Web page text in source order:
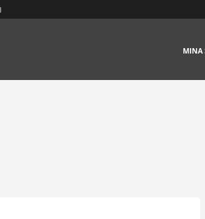
MINA